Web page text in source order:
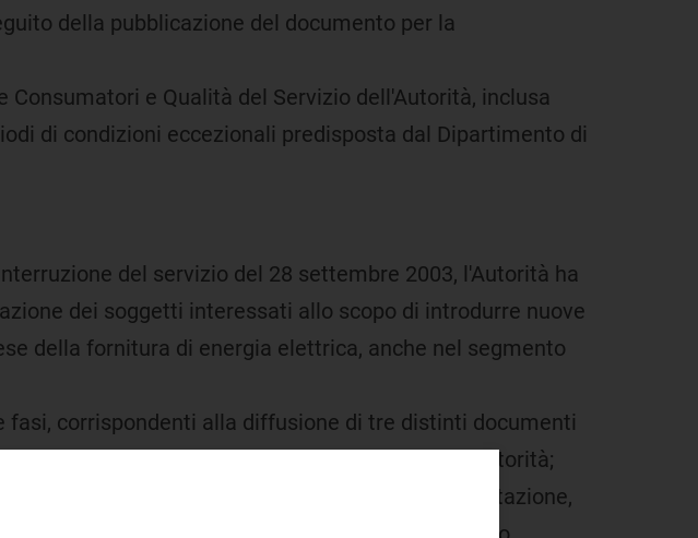
della pubblicazione del documento per la
e Qualità del Servizio dell'Autorità, inclusa
di condizioni eccezionali predisposta dal Dipartimento di
del servizio del 28 settembre 2003, l'Autorità ha
dei soggetti interessati allo scopo di introdurre nuove
della fornitura di energia elettrica, anche nel segmento
corrispondenti alla diffusione di tre distinti documenti
interessati sulle proposte presentate dall'Autorità;
state riformulate, in esito a ogni fase di consultazione,